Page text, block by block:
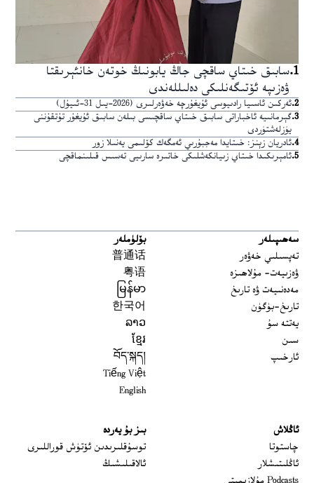
1
.سابىق خىتاي ساقچى جاڭ يابونىڭ خوتەن خانئېرىقتا
ۋەزىپە ئۆتىگەنلىكى دەلىللەندى
2
.ئەركىن ئاسىيا رادىيوسى ئۇيغۇرچە خەۋەرلىرى (2026-يىل 31-ئىيۇل)
3
.گېرمانىيە ئاخباراتى سابىق خىتاي ساقچىسى بىلەن سابىق ئۇيغۇر تۇتقۇننى
يۈزلەشتۈردى
4
.ئادريان زېنز: خىتايدا مەجبۇرىي ئەمگەك كۆلىمى يەنىلا زور
5
.ئامېرىكىدا خىتاي زىيانكەشلىكى خاتىرە سارىيى تەسىس قىلىنماقچى
سەھىپىلەر
تەپسىلىي خەۋەر
ۋەزىيەت- مۇلاھىزە
مەدەنىيەت ۋە تارىخ
تارىخ-بۈگۈن
يەتتە سۇ
سىن
ئارخىپ
بۆلۈملەر
普通话
粤语
မြန်မာ
한국어
ລາວ
ខ្មែរ
བོད་སྐད།
Tiếng Việt
English
ئاڭلاش
چاستوتا
ئاڭلىتىشلار
بىز بۇ يەردە
توسۇقلىرىدىن ئۆتۈش قوراللىرى
ئالاقىلىشىڭ